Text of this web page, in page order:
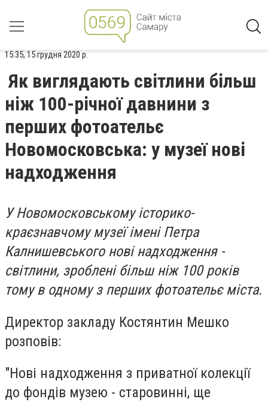
15:35, 15 грудня 2020 р.
Як виглядають світлини більш
ніж 100-річної давнини з
перших фотоательє
Новомосковська: у музеї нові
надходження
У Новомосковському історико-
краєзнавчому музеї імені Петра
Калнишевського нові надходження -
світлини, зроблені більш ніж 100 років
тому в одному з перших фотоательє міста.
Директор закладу Костянтин Мешко
розповів:
"Нові надходження з приватної колекції
до фондів музею - старовинні, ще